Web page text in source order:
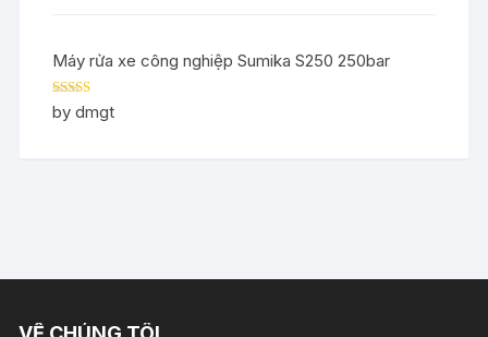
Máy rửa xe công nghiệp Sumika S250 250bar
Rated5out
of 5
by dmgt